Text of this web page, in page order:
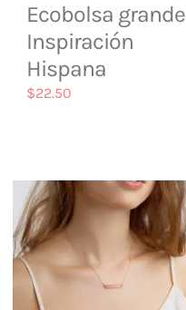
Ecobolsa grande
Inspiración
Hispana
$22.50